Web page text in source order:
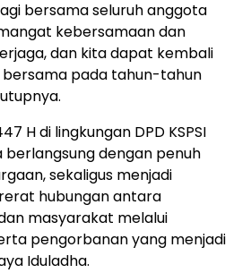
bersama seluruh anggota
kebersamaan dan
dan kita dapat kembali
pada tahun-tahun
H di lingkungan DPD KSPSI
berlangsung dengan penuh
sekaligus menjadi
hubungan antara
masyarakat melalui
pengorbanan yang menjadi
Iduladha.